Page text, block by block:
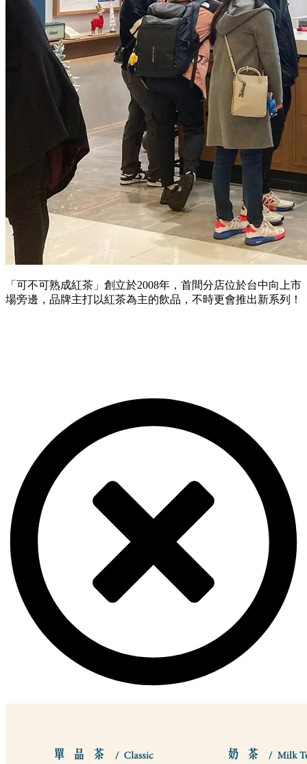
「可不可熟成紅茶」創立於2008年，首間分店位於台中向上市
場旁邊，品牌主打以紅茶為主的飲品，不時更會推出新系列！